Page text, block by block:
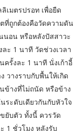
เมตรปรอท เพื่อยืด
ที่ถูกต้องคือวัดความดัน
อน หรือหลังปัสสาวะ
ะ 1 นาที วัดช่วงเวลา
รั้งละ 1 นาที นั่งเก้าอี้
วางราบกับพื้นให้เกิด
างที่ไม่ถนัด หรือข้าง
ระดับเดียวกันกับหัวใจ
ยับตัว ทั้งนี้ ควรวัด
1 ชั่วโมง หลังรับ